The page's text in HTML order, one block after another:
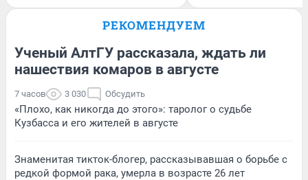
РЕКОМЕНДУЕМ
Ученый АлтГУ рассказала, ждать ли
нашествия комаров в августе
7 часов 3 030 Обсудить
«Плохо, как никогда до этого»: таролог о судьбе
Кузбасса и его жителей в августе
Знаменитая тикток-блогер, рассказывавшая о борьбе с
редкой формой рака, умерла в возрасте 26 лет